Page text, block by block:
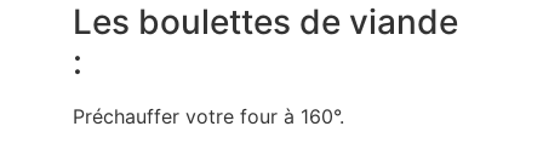
Les boulettes de viande
:
Préchauffer votre four à 160°.